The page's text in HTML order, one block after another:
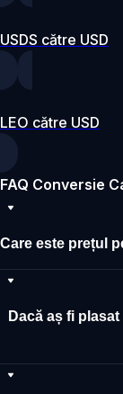
USDS către USD
LEO către USD
FAQ Conversie
Care este prețul
Dacă aș fi